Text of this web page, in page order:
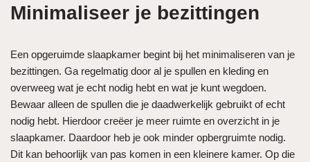
Minimaliseer je bezittingen
Een opgeruimde slaapkamer begint bij het minimaliseren van je
bezittingen. Ga regelmatig door al je spullen en kleding en
overweeg wat je echt nodig hebt en wat je kunt wegdoen.
Bewaar alleen de spullen die je daadwerkelijk gebruikt of echt
nodig hebt. Hierdoor creëer je meer ruimte en overzicht in je
slaapkamer. Daardoor heb je ook minder opbergruimte nodig.
Dit kan behoorlijk van pas komen in een kleinere kamer. Op die